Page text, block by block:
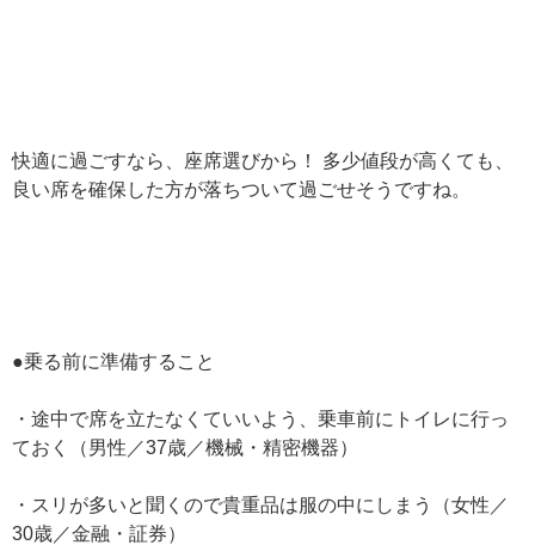
快適に過ごすなら、座席選びから！ 多少値段が高くても、
良い席を確保した方が落ちついて過ごせそうですね。
●乗る前に準備すること
・途中で席を立たなくていいよう、乗車前にトイレに行っ
ておく（男性／37歳／機械・精密機器）
・スリが多いと聞くので貴重品は服の中にしまう（女性／
30歳／金融・証券）